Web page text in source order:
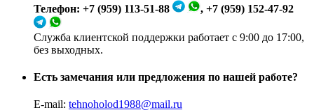
Телефон: +7 (959) 113-51-88
, +7 (959) 152-47-92
Служба клиентской поддержки работает с 9:00 до 17:00,
без выходных.
Есть замечания или предложения по нашей работе?
E-mail: tehnoholod1988@mail.ru